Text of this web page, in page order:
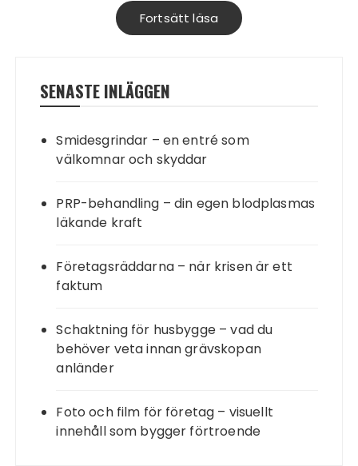
Fortsätt läsa
SENASTE INLÄGGEN
Smidesgrindar – en entré som
välkomnar och skyddar
PRP-behandling – din egen blodplasmas
läkande kraft
Företagsräddarna – när krisen är ett
faktum
Schaktning för husbygge – vad du
behöver veta innan grävskopan
anländer
Foto och film för företag – visuellt
innehåll som bygger förtroende